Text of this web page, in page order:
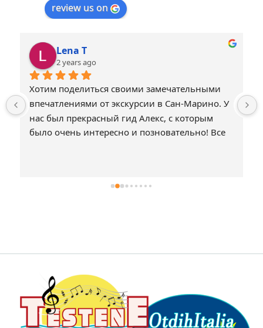
review us on
Lena T
2 years ago
Хотим поделиться своими замечательными
впечатлениями от экскурсии в Сан-Марино. У
нас был прекрасный гид Алекс, с которым
было очень интересно и позновательно! Все